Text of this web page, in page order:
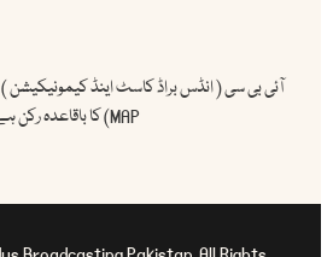
MAP) کا باقاعدہ رکن ہے ۔